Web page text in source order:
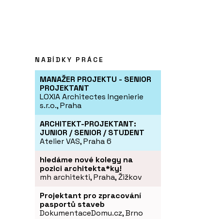
NABÍDKY PRÁCE
MANAŽER PROJEKTU - SENIOR
PROJEKTANT
LOXIA Architectes Ingenierie
s.r.o., Praha
ARCHITEKT-PROJEKTANT:
JUNIOR / SENIOR / STUDENT
Atelier VAS, Praha 6
hledáme nové kolegy na
pozici architekta*ky!
mh architekti, Praha, Žižkov
Projektant pro zpracování
pasportů staveb
DokumentaceDomu.cz, Brno